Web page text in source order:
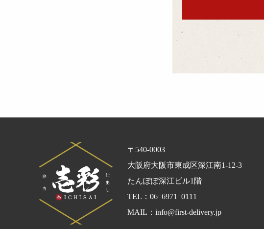
〒540-0003
大阪府大阪市東成区深江南1-12-3
たんぽぽ深江ビル1階
TEL：06ｰ6971ｰ0111
MAIL：info@first-delivery.jp